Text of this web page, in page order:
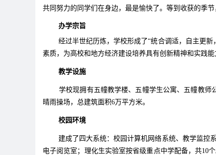
共同努力的同学们在身边，最是愉快了。等到收获的季
办学宗旨
经过半世纪历炼，学校形成了“统合调适，自主更新，
素质，为高校和地方经济建设培养具有创新精神和实践
教学设施
学校现拥有五幢教学楼、五幢学生公寓、五幢教师公
晴雨操场，总建筑面积6万平方米。
校园环境
建成了四大系统：校园计算机网络系统、教学监控系
电子阅览室；理化生实验室按省级重点中学配备，共10